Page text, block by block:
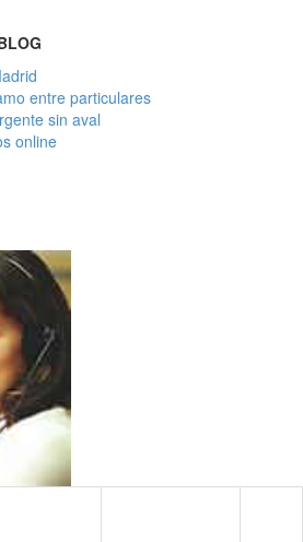
entre particulares
sin aval
online